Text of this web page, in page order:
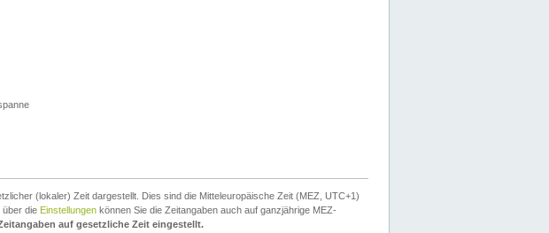
(lokaler) Zeit dargestellt. Dies sind die Mitteleuropäische Zeit (MEZ, UTC+1)
über die Einstellungen können Sie die Zeitangaben auch auf ganzjährige MEZ-
auf gesetzliche Zeit eingestellt.